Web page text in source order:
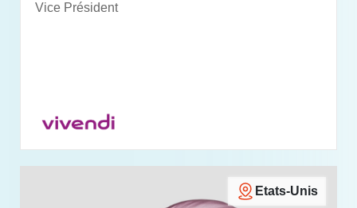
Vice Président
Etats-Unis